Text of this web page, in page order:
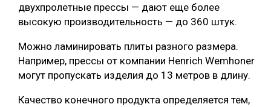
двухпролетные прессы — дают еще более
высокую производительность — до 360 штук.
Можно ламинировать плиты разного размера.
Например, прессы от компании Henrich Wemhoner
могут пропускать изделия до 13 метров в длину.
Качество конечного продукта определяется тем,